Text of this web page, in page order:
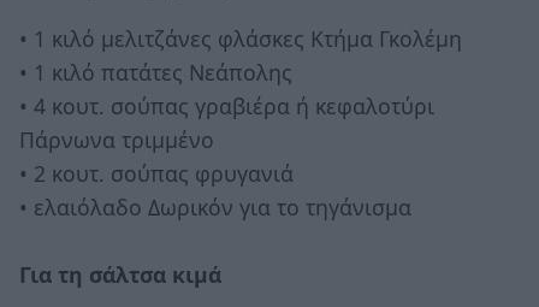
• 1 κιλό μελιτζάνες φλάσκες Κτήμα Γκολέμη
• 1 κιλό πατάτες Νεάπολης
• 4 κουτ. σούπας γραβιέρα ή κεφαλοτύρι
Πάρνωνα τριμμένο
• 2 κουτ. σούπας φρυγανιά
• ελαιόλαδο Δωρικόν για το τηγάνισμα
Για τη σάλτσα κιμά